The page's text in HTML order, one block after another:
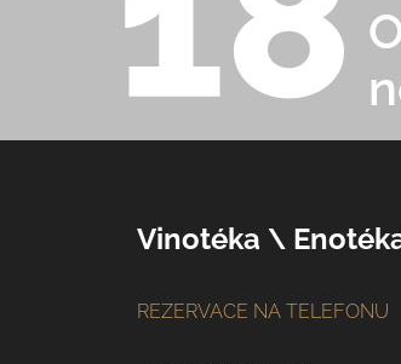
Vinotéka \
REZERVACE NA TELEFONU